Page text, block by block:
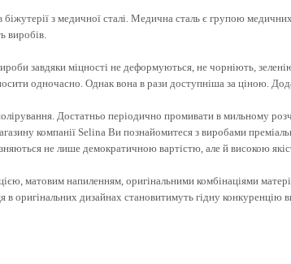
з медичної сталі. Медична сталь є групою
виробів.
завдяки міцності не деформуються, не чорніють,
одночасно. Однак вона в рази доступніша за ціною.
Достатньо періодично промивати в мильному
компанії Selina Ви познайомитеся з виробами
не лише демократичною вартістю, але й високою
матовим напиленням, оригінальними комбінаціями
в оригінальних дизайнах становитимуть гідну